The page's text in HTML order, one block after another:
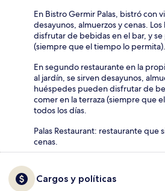
En Bistro Germir Palas, bistró con
desayunos, almuerzos y cenas.
disfrutar de bebidas en el bar, y
(siempre que el tiempo lo permita).
En segundo restaurante en la
al jardín, se sirven desayunos,
huéspedes pueden disfrutar de
comer en la terraza (siempre que
todos los días.
Palas Restaurant: restaurante que
cenas.
Cargos y políticas